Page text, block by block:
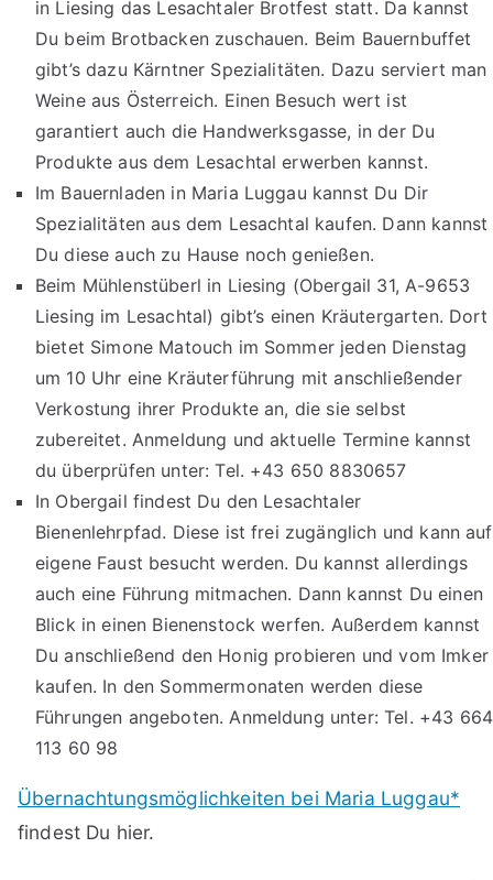
in Liesing das Lesachtaler Brotfest statt. Da kannst
Du beim Brotbacken zuschauen. Beim Bauernbuffet
gibt’s dazu Kärntner Spezialitäten. Dazu serviert man
Weine aus Österreich. Einen Besuch wert ist
garantiert auch die Handwerksgasse, in der Du
Produkte aus dem Lesachtal erwerben kannst.
Im Bauernladen in Maria Luggau kannst Du Dir
Spezialitäten aus dem Lesachtal kaufen. Dann kannst
Du diese auch zu Hause noch genießen.
Beim Mühlenstüberl in Liesing (Obergail 31, A-9653
Liesing im Lesachtal) gibt’s einen Kräutergarten. Dort
bietet Simone Matouch im Sommer jeden Dienstag
um 10 Uhr eine Kräuterführung mit anschließender
Verkostung ihrer Produkte an, die sie selbst
zubereitet. Anmeldung und aktuelle Termine kannst
du überprüfen unter: Tel. +43 650 8830657
In Obergail findest Du den Lesachtaler
Bienenlehrpfad. Diese ist frei zugänglich und kann auf
eigene Faust besucht werden. Du kannst allerdings
auch eine Führung mitmachen. Dann kannst Du einen
Blick in einen Bienenstock werfen. Außerdem kannst
Du anschließend den Honig probieren und vom Imker
kaufen. In den Sommermonaten werden diese
Führungen angeboten. Anmeldung unter: Tel. +43 664
113 60 98
Übernachtungsmöglichkeiten bei Maria Luggau*
findest Du hier.